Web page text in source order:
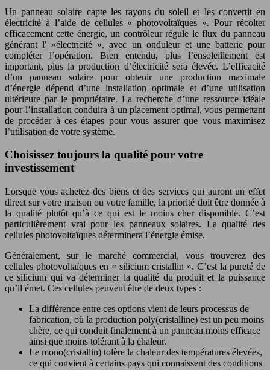
Un panneau solaire capte les rayons du soleil et les convertit en
électricité à l’aide de cellules « photovoltaïques ». Pour récolter
efficacement cette énergie, un contrôleur régule le flux du panneau
générant l' »électricité », avec un onduleur et une batterie pour
compléter l’opération. Bien entendu, plus l’ensoleillement est
important, plus la production d’électricité sera élevée. L’efficacité
d’un panneau solaire pour obtenir une production maximale
d’énergie dépend d’une installation optimale et d’une utilisation
ultérieure par le propriétaire. La recherche d’une ressource idéale
pour l’installation conduira à un placement optimal, vous permettant
de procéder à ces étapes pour vous assurer que vous maximisez
l’utilisation de votre système.
Choisissez toujours la qualité pour votre
investissement
Lorsque vous achetez des biens et des services qui auront un effet
direct sur votre maison ou votre famille, la priorité doit être donnée à
la qualité plutôt qu’à ce qui est le moins cher disponible. C’est
particulièrement vrai pour les panneaux solaires. La qualité des
cellules photovoltaïques déterminera l’énergie émise.
Généralement, sur le marché commercial, vous trouverez des
cellules photovoltaïques en « silicium cristallin ». C’est la pureté de
ce silicium qui va déterminer la qualité du produit et la puissance
qu’il émet. Ces cellules peuvent être de deux types :
La différence entre ces options vient de leurs processus de
fabrication, où la production poly(cristalline) est un peu moins
chère, ce qui conduit finalement à un panneau moins efficace
ainsi que moins tolérant à la chaleur.
Le mono(cristallin) tolère la chaleur des températures élevées,
ce qui convient à certains pays qui connaissent des conditions